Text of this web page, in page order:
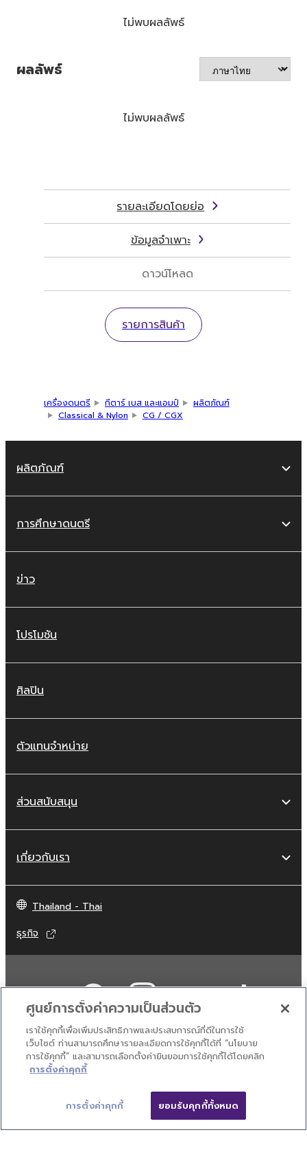
ไม่พบผลลัพธ์
ผลลัพธ์
ไม่พบผลลัพธ์
รายละเอียดโดยย่อ
ข้อมูลจำเพาะ
ดาวน์โหลด
รายการสินค้า
เครื่องดนตรี กีตาร์ เบส และแอมป์
ผลิตภัณฑ์
Classical & Nylon
CG / CGX
ผลิตภัณฑ์
การศึกษาดนตรี
ข่าว
โปรโมชัน
ศิลปิน
ตัวแทนจำหน่าย
ส่วนสนับสนุน
เกี่ยวกับเรา
Thailand - Thai
ธุรกิจ
ติดต่อเรา
© Yamaha Corporation.
ศูนย์การตั้งค่าความเป็นส่วนตัว
เราใช้คุกกี้เพื่อเพิ่มประสิทธิภาพและประสบการณ์ที่ดีในการใช้
เว็บไซต์ ท่านสามารถศึกษารายละเอียดการใช้คุกกี้ได้ที่ “นโยบาย
การใช้คุกกี้” และสามารถเลือกตั้งค่ายินยอมการใช้คุกกี้ได้โดยคลิก
การตั้งค่าคุกกี้
การตั้งค่าคุกกี้ ยอมรับคุกกี้ทั้งหมด